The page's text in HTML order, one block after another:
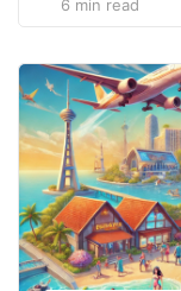
persaingan di
merumuskan
mencapai
memungkinkan
[…]
6 min read